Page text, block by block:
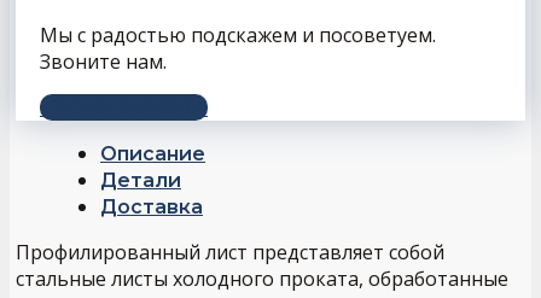
Мы с радостью подскажем и посоветуем.
Звоните нам.
+7 (343) 243-56-66
Описание
Детали
Доставка
Профилированный лист представляет собой
стальные листы холодного проката, обработанные